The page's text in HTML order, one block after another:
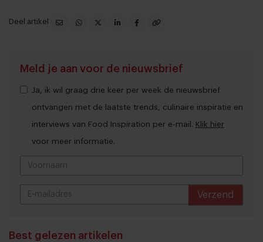
Deel artikel
Meld je aan voor de nieuwsbrief
Ja, ik wil graag drie keer per week de nieuwsbrief
ontvangen met de laatste trends, culinaire inspiratie en
interviews van Food Inspiration per e-mail. Klik hier
voor meer informatie.
Verzend
Best gelezen artikelen